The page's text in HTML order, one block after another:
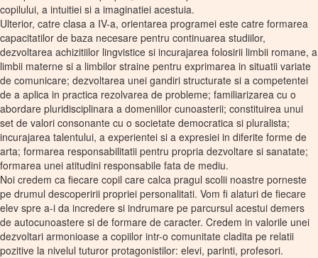
copilului, a intuitiei si a imaginatiei acestuia.
Ulterior, catre clasa a IV-a, orientarea programei este catre formarea
capacitatilor de baza necesare pentru continuarea studiilor,
dezvoltarea achizitiilor lingvistice si incurajarea folosirii limbii romane, a
limbii materne si a limbilor straine pentru exprimarea in situatii variate
de comunicare; dezvoltarea unei gandiri structurate si a competentei
de a aplica in practica rezolvarea de probleme; familiarizarea cu o
abordare pluridisciplinara a domeniilor cunoasterii; constituirea unui
set de valori consonante cu o societate democratica si pluralista;
incurajarea talentului, a experientei si a expresiei in diferite forme de
arta; formarea responsabilitatii pentru propria dezvoltare si sanatate;
formarea unei atitudini responsabile fata de mediu.
Noi credem ca fiecare copil care calca pragul scolii noastre porneste
pe drumul descoperirii propriei personalitati. Vom fi alaturi de fiecare
elev spre a-i da incredere si indrumare pe parcursul acestui demers
de autocunoastere si de formare de caracter. Credem in valorile unei
dezvoltari armonioase a copiilor intr-o comunitate cladita pe relatii
pozitive la nivelul tuturor protagonistilor: elevi, parinti, profesori.